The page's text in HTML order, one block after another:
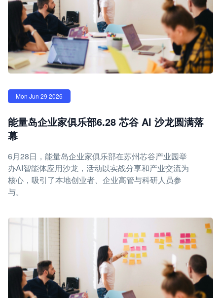
Mon Jun 29 2026
能量岛企业家俱乐部6.28 芯谷 AI 沙龙圆满落
幕
6月28日，能量岛企业家俱乐部在苏州芯谷产业园举
办AI智能体应用沙龙，活动以实战分享和产业交流为
核心，吸引了本地创业者、企业高管与科研人员参
与。